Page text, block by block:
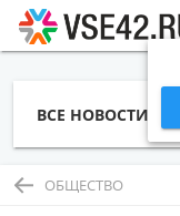
ВСЕ НОВОСТИ
ОБЩЕСТВО